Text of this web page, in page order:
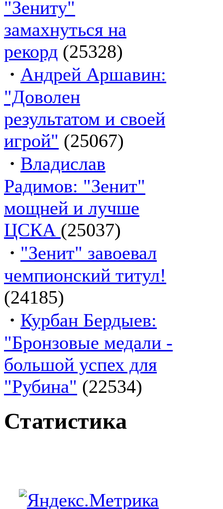
"Зениту"
замахнуться на
рекорд (25328)
· Андрей Аршавин:
"Доволен
результатом и своей
игрой" (25067)
· Владислав
Радимов: "Зенит"
мощней и лучше
ЦСКА (25037)
· "Зенит" завоевал
чемпионский титул!
(24185)
· Курбан Бердыев:
"Бронзовые медали -
большой успех для
"Рубина" (22534)
Статистика